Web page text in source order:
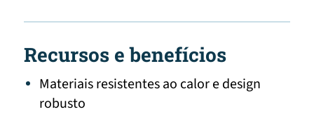
Recursos e benefícios
Materiais resistentes ao calor e design
robusto